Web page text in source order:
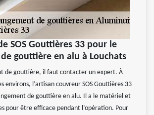
SOS Gouttières 33 pour le
gouttière en alu à Louchats
de gouttière, il faut contacter un expert. À
environs, l’artisan couvreur SOS Gouttières 33
de gouttière en alu. Il a le matériel et
pour être efficace pendant l’opération. Pour